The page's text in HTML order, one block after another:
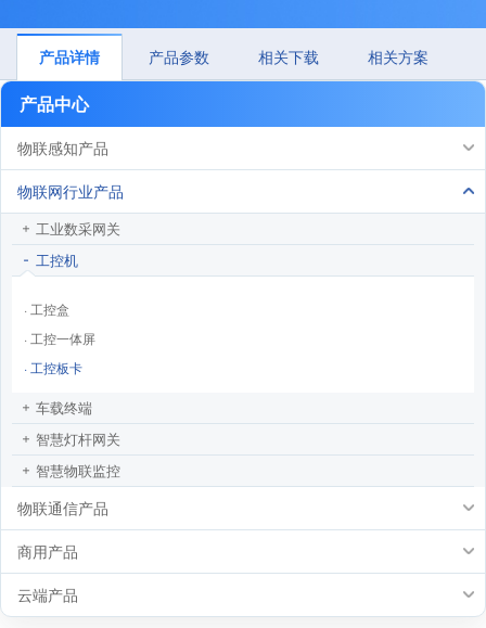
产品详情 产品参数 相关下载 相关方案
产品中心
物联感知产品
物联网行业产品
工业数采网关
工控机
· 工控盒
· 工控一体屏
· 工控板卡
车载终端
智慧灯杆网关
智慧物联监控
物联通信产品
商用产品
云端产品